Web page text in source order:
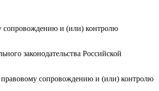
сопровождению и (или) контролю
законодательства Российской
правовому сопровождению и (или) контролю